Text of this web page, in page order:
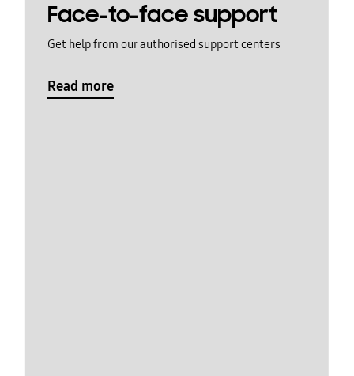
Face-to-face support
Get help from our authorised support centers
Read more